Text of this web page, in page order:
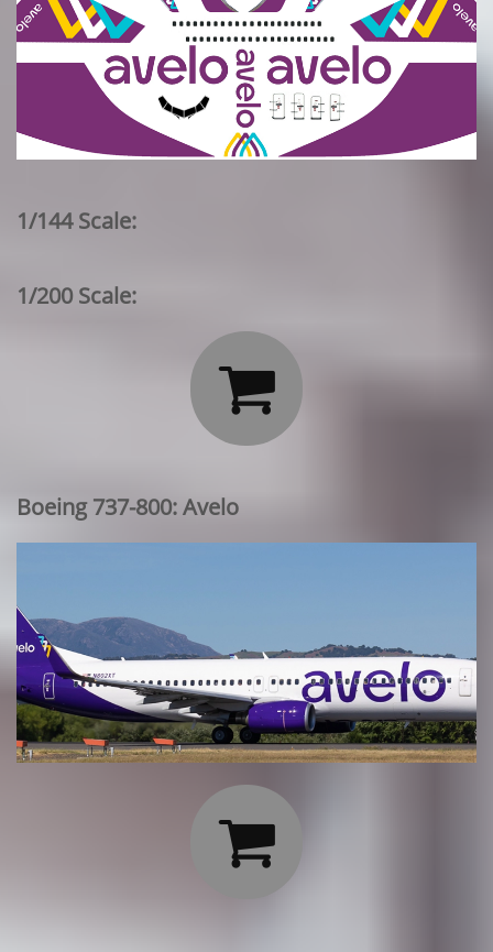
1/144 Scale:
1/200 Scale:

Boeing 737-800: Avelo
